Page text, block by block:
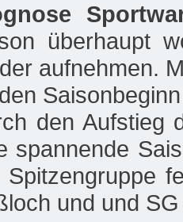
überhaupt
aufnehmen.
den Aufstieg
spannende
Spitzengruppe
und und